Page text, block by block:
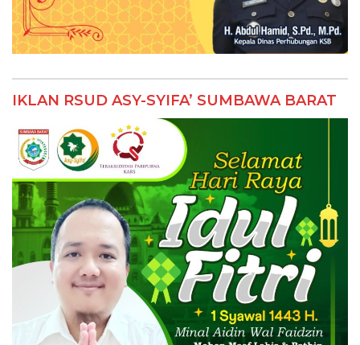
IKLAN RSUD ASY-SYIFA’ SUMBAWA BARAT